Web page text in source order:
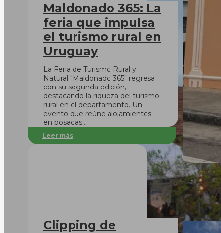
Maldonado 365: La
feria que impulsa
el turismo rural en
Uruguay
La Feria de Turismo Rural y
Natural "Maldonado 365" regresa
con su segunda edición,
destacando la riqueza del turismo
rural en el departamento. Un
evento que reúne alojamientos
en posadas…
Leer más
Clipping de